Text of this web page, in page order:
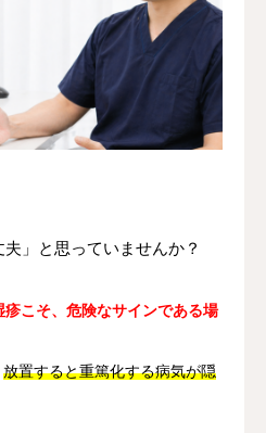
夫」と思っていませんか？
こそ、危険なサインである場
放置すると重篤化する病気が隠
English Español 한국어